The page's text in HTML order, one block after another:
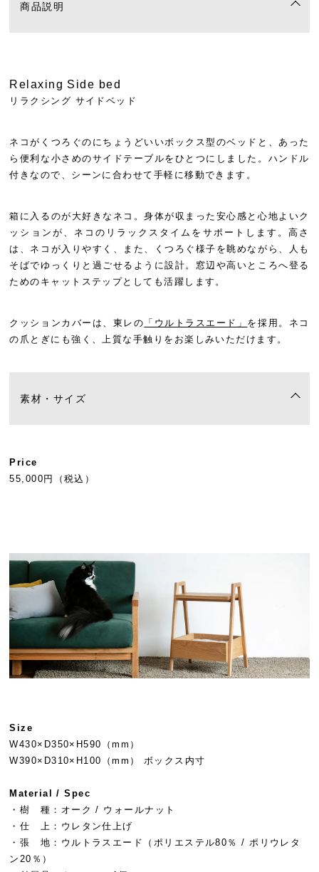
商品説明
Relaxing Side bed
リラクシング サイドベッド
ネコがくつろぐのにちょうどいいボックス型のベッドと、あった
ら便利な小さめのサイドテーブルをひとつにしました。ハンドル
付きなので、シーンに合わせて手軽に移動できます。
箱に入るのが大好きなネコ。身体が収まった安心感と心地よいク
ッションが、ネコのリラックスタイムをサポートします。高さ
は、ネコが入りやすく、また、くつろぐ様子を眺めながら、人も
そばでゆっくりと過ごせるように設計。窓辺や高いところへ登る
ためのキャットステップとしても活躍します。
クッションカバーは、東レの 「ウルトラスエード」 を採用。ネコ
の爪とぎにも強く、上質な手触りをお楽しみいただけます。
素材・サイズ
Price
55,000円（税込）
Size
W430×D350×H590（mm）
W390×D310×H100（mm） ボックス内寸
Material / Spec
・樹 種：オーク / ウォールナット
・仕 上：ウレタン仕上げ
・張 地：ウルトラスエード（ポリエステル80％ / ポリウレタ
ン20％）